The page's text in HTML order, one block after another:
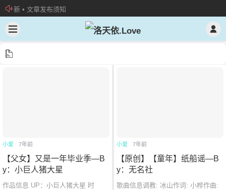
新 • 文章发布须知
欢迎加入“VOCALOID洛天依“QQ群！
加入本站管理团队
小爱 7年前
【父女】又是一年毕业季—B
y：小巨人猪大星
作品信息 UP：小巨人猪大星 时
小爱 7年前
【原创】【童年】纸船谣—B
y：无名社
歌曲信息调教: 冰山作词: 小桦作曲: